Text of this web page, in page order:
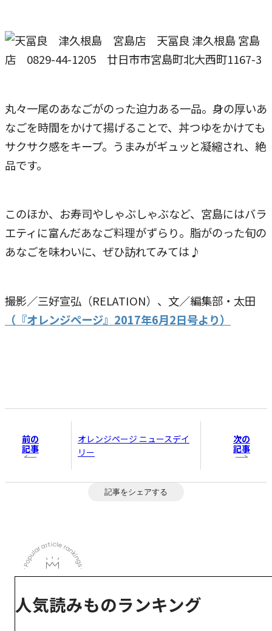
天冨良 津久根島 宮島
店 0829-44-1205 廿日市市宮島町北大西町1167-3
丸々一尾のあなごがのった迫力ある一品。身の厚いあ
なごを時間をかけて揚げることで、丼つゆをかけても
サクサク感をキープ。うまみがギュッと凝縮され、絶
品です。
このほか、お寿司やしゃぶしゃぶなど、宮島にはバラ
エティに富んだあなご料理がずらり。脂がのった旬の
あなごを味わいに、ぜひ訪れてみては♪
撮影／三好宣弘（RELATION）、文／編集部・太田
（『オレンジページ』2017年6月2日号より）
前の
記事
オレンジページ ニュースデイ
リー
次の
記事
記事をシェアする
人気読みものランキング